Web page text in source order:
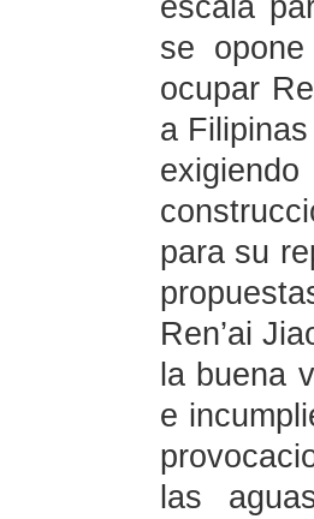
escala
se
ocupar
a
para su
Ren’ai
la buena
e
las